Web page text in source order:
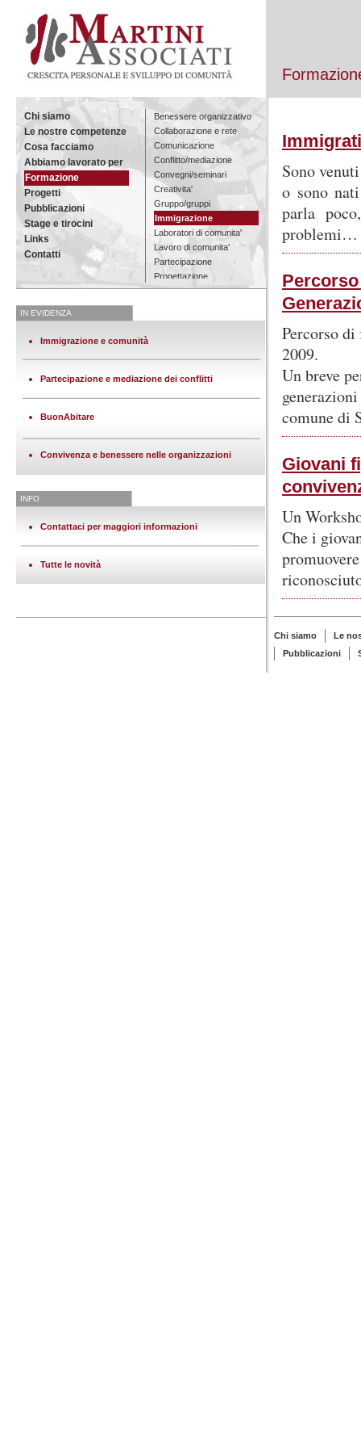
Chi siamo
Le nostre competenze
Cosa facciamo
Abbiamo lavorato per
Formazione
Progetti
Pubblicazioni
Stage e tirocini
Links
Contatti
Benessere organizzativo
Collaborazione e rete
Comunicazione
Conflitto/mediazione
Convegni/seminari
Creativita'
Gruppo/gruppi
Immigrazione
Laboratori di comunita'
Lavoro di comunita'
Partecipazione
Progettazione
Ricerca
IN EVIDENZA
Immigrazione e comunità
Partecipazione e mediazione dei conflitti
BuonAbitare
Convivenza e benessere nelle organizzazioni
INFO
Contattaci per maggiori informazioni
Tutte le novità
Sono
o sono
parla
problemi…
Percorso
2009.
Un breve
comune di
Giovani
Un
Che i
Chi siamo
Le
Pubblicazioni